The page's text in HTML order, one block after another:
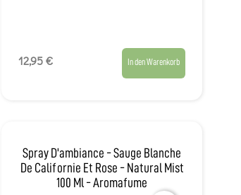
12,95 € In den Warenkorb
Spray D'ambiance - Sauge Blanche
De Californie Et Rose - Natural Mist
100 Ml - Aromafume